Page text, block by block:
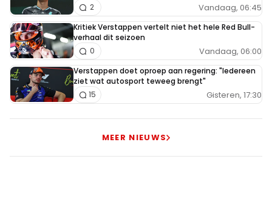
Vandaag, 06:45
2
Kritiek Verstappen vertelt niet het hele Red Bull-
verhaal dit seizoen
Vandaag, 06:00
0
Verstappen doet oproep aan regering: "Iedereen
ziet wat autosport teweeg brengt"
Gisteren, 17:30
15
MEER NIEUWS